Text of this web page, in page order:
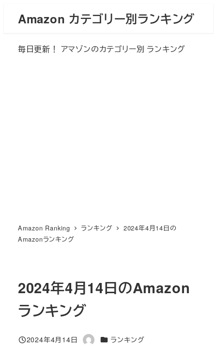
Amazon カテゴリー別ランキング
毎日更新！ アマゾンのカテゴリー別 ランキング
Amazon Ranking ランキング
2024年4月14日の
Amazonランキング
2024年4月14日のAmazon
ランキング
投稿日
2024年4月14日
著
カテゴリー
ランキング